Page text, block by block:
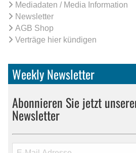
Mediadaten / Media Information
Newsletter
AGB Shop
Verträge hier kündigen
Weekly Newsletter
Abonnieren Sie jetzt
Newsletter